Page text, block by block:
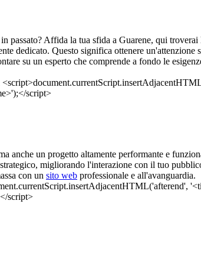
passato? Affida la tua sfida a Guarene, qui
dedicato. Questo significa ottenere
su un esperto che comprende a fondo le
anche un progetto altamente performante e
migliorando l'interazione con il tuo
con un sito web professionale e all'avanguardia.